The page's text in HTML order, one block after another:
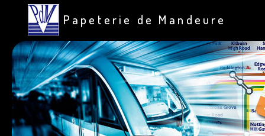
Papeterie de Mandeure